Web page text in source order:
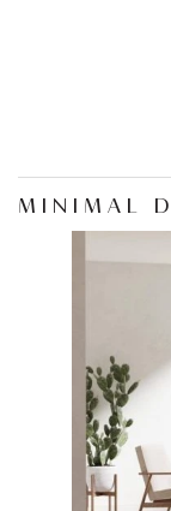
MINIMAL